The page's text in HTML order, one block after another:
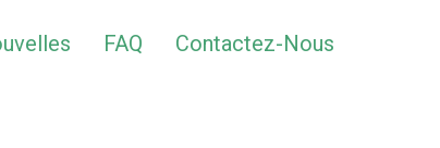
FAQ Contactez-Nous